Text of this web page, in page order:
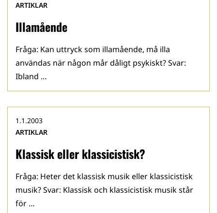
Illamående
ARTIKLAR
Fråga: Kan uttryck som illamående, må illa
användas när någon mår dåligt psykiskt? Svar:
Ibland …
Klassisk eller klassicistisk?
1.1.2003
ARTIKLAR
Fråga: Heter det klassisk musik eller klassicistisk
musik? Svar: Klassisk och klassicistisk musik står
för …